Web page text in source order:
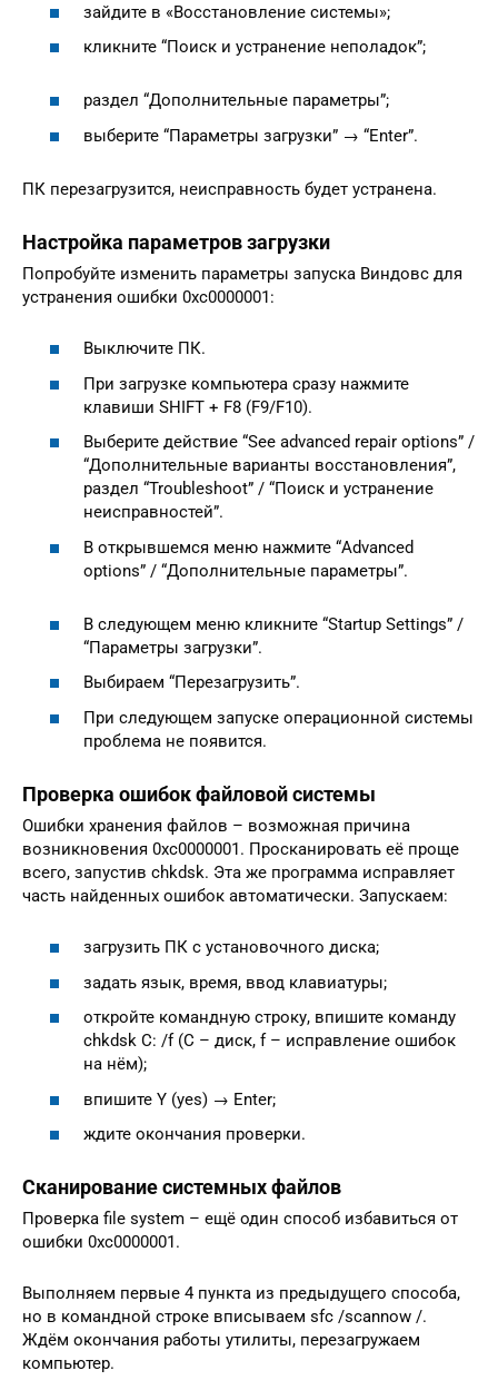
зайдите в «Восстановление системы»;
кликните “Поиск и устранение неполадок”;
раздел “Дополнительные параметры”;
выберите “Параметры загрузки” → “Enter”.
ПК перезагрузится, неисправность будет устранена.
Настройка параметров загрузки
Попробуйте изменить параметры запуска Виндовс для
устранения ошибки 0xc0000001:
Выключите ПК.
При загрузке компьютера сразу нажмите
клавиши SHIFT + F8 (F9/F10).
Выберите действие “See advanced repair options” /
“Дополнительные варианты восстановления”,
раздел “Troubleshoot” / “Поиск и устранение
неисправностей”.
В открывшемся меню нажмите “Advanced
options” / “Дополнительные параметры”.
В следующем меню кликните “Startup Settings” /
“Параметры загрузки”.
Выбираем “Перезагрузить”.
При следующем запуске операционной системы
проблема не появится.
Проверка ошибок файловой системы
Ошибки хранения файлов – возможная причина
возникновения 0xc0000001. Просканировать её проще
всего, запустив chkdsk. Эта же программа исправляет
часть найденных ошибок автоматически. Запускаем:
загрузить ПК с установочного диска;
задать язык, время, ввод клавиатуры;
откройте командную строку, впишите команду
chkdsk C: /f (С – диск, f – исправление ошибок
на нём);
впишите Y (yes) → Enter;
ждите окончания проверки.
Сканирование системных файлов
Проверка file system – ещё один способ избавиться от
ошибки 0xc0000001.
Выполняем первые 4 пункта из предыдущего способа,
но в командной строке вписываем sfc /scannow /.
Ждём окончания работы утилиты, перезагружаем
компьютер.